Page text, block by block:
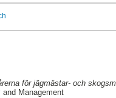
för jägmästar- och
Management